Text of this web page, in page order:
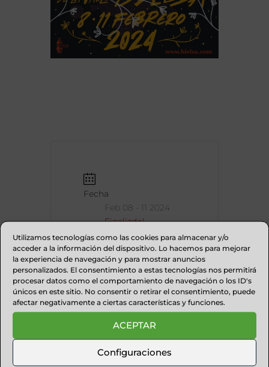
Utilizamos tecnologías como las cookies para almacenar y/o
acceder a la información del dispositivo. Lo hacemos para mejorar
la experiencia de navegación y para mostrar anuncios
personalizados. El consentimiento a estas tecnologías nos permitirá
procesar datos como el comportamiento de navegación o los ID's
únicos en este sitio. No consentir o retirar el consentimiento, puede
afectar negativamente a ciertas características y funciones.
ACEPTAR
Configuraciones
Fecha
Feb 08 - 11 2024
Finalizdo!
Hora
Evento de todo el
día
MÁS
INFORMACIÓN
Leer más